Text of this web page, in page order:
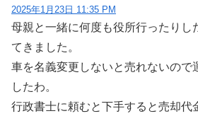
2025年1月23日 11:35 PM
母親と一緒に何度も役所行ったりし
てきました。
車を名義変更しないと売れないので
したわ。
行政書士に頼むと下手すると売却代